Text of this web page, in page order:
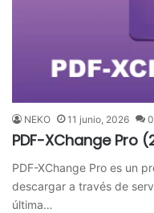
NEKO 11 junio, 2026 0
PDF-XChange Pro
PDF-XChange Pro es un
descargar a través de
última…